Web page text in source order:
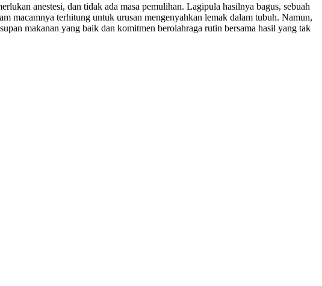
anestesi, dan tidak ada masa pemulihan. Lagipula hasilnya bagus, sebuah
macamnya terhitung untuk urusan mengenyahkan lemak dalam tubuh. Namun,
makanan yang baik dan komitmen berolahraga rutin bersama hasil yang tak